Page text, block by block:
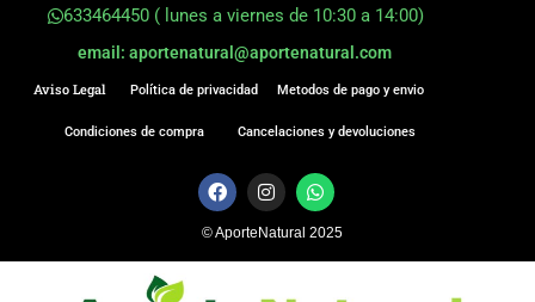
633464450 ( lunes a viernes de 10:30 a 14:00)
email: aportenatural@aportenatural.com
Aviso Legal Política de privacidad
Condiciones de compra
Metodos de pago y envio
Cancelaciones y devoluciones
F
a
e
b
o
I
n
t
a
r
W
h
t
s
© AporteNatural 2025